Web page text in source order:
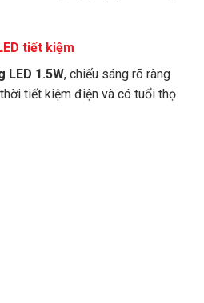
tiết kiệm
LED 1.5W, chiếu sáng rõ ràng
tiết kiệm điện và có tuổi thọ